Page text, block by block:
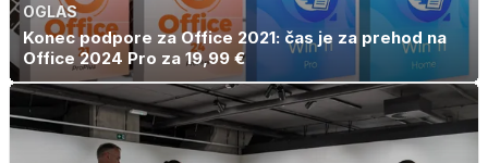
OGLAS
Konec podpore za Office 2021: čas je za prehod na
Office 2024 Pro za 19,99 €